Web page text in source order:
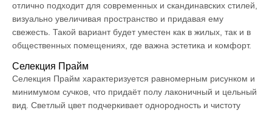
отлично подходит для современных и скандинавских стилей,
визуально увеличивая пространство и придавая ему
свежесть. Такой вариант будет уместен как в жилых, так и в
общественных помещениях, где важна эстетика и комфорт.
Селекция Прайм
Селекция Прайм характеризуется равномерным рисунком и
минимумом сучков, что придаёт полу лаконичный и цельный
вид. Светлый цвет подчеркивает однородность и чистоту